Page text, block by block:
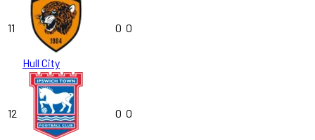
11
Hull City
0 0
12 0 0